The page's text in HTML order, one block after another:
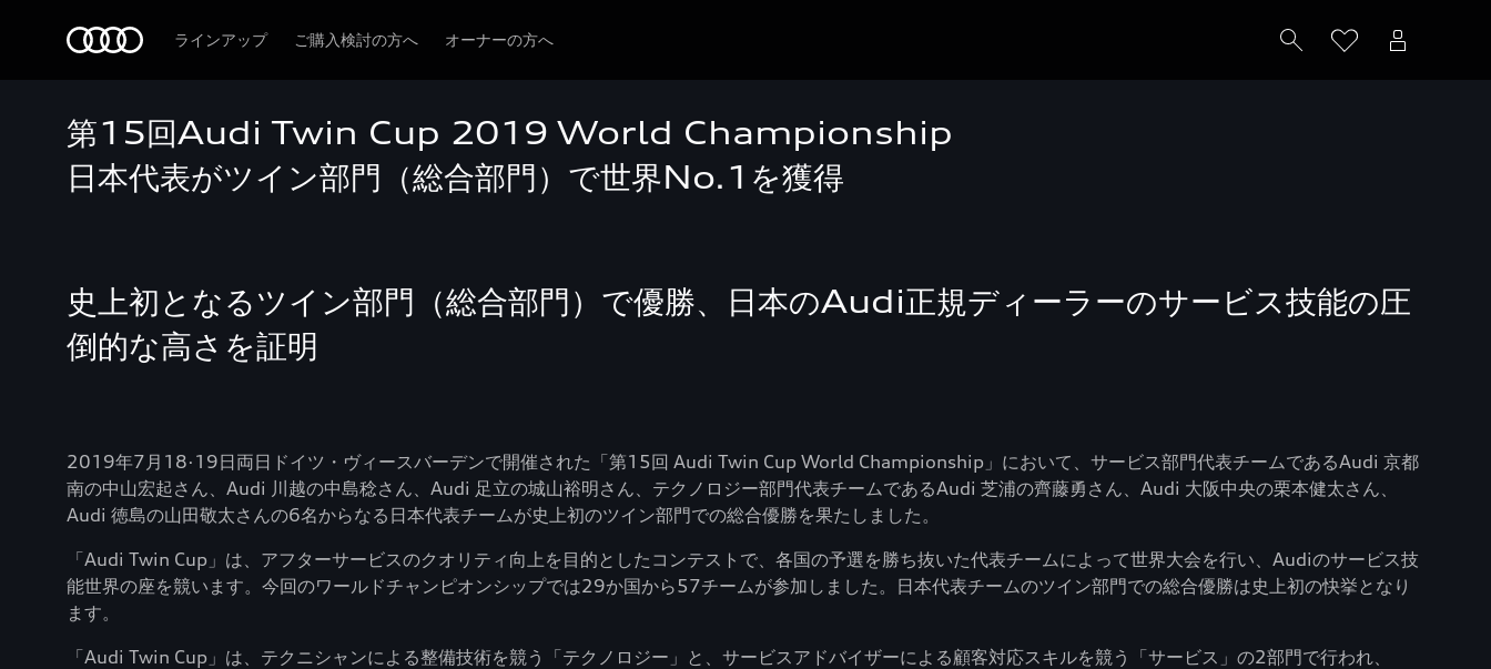
ラインアップ ご購入検討の方へ オーナーの方へ
第15回Audi Twin Cup 2019 World Championship
日本代表がツイン部門（総合部門）で世界No.1を獲得
史上初となるツイン部門（総合部門）で優勝、日本のAudi正規ディーラーのサービス技能の圧
倒的な高さを証明
2019年7月18·19日両日ドイツ・ヴィースバーデンで開催された「第15回 Audi Twin Cup World Championship」において、サービス部門代表チームであるAudi 京都
南の中山宏起さん、Audi 川越の中島稔さん、Audi 足立の城山裕明さん、テクノロジー部門代表チームであるAudi 芝浦の齊藤勇さん、Audi 大阪中央の栗本健太さん、
Audi 徳島の山田敬太さんの6名からなる日本代表チームが史上初のツイン部門での総合優勝を果たしました。
「Audi Twin Cup」は、アフターサービスのクオリティ向上を目的としたコンテストで、各国の予選を勝ち抜いた代表チームによって世界大会を行い、Audiのサービス技
能世界の座を競います。今回のワールドチャンピオンシップでは29か国から57チームが参加しました。日本代表チームのツイン部門での総合優勝は史上初の快挙となり
ます。
「Audi Twin Cup」は、テクニシャンによる整備技術を競う「テクノロジー」と、サービスアドバイザーによる顧客対応スキルを競う「サービス」の2部門で行われ、